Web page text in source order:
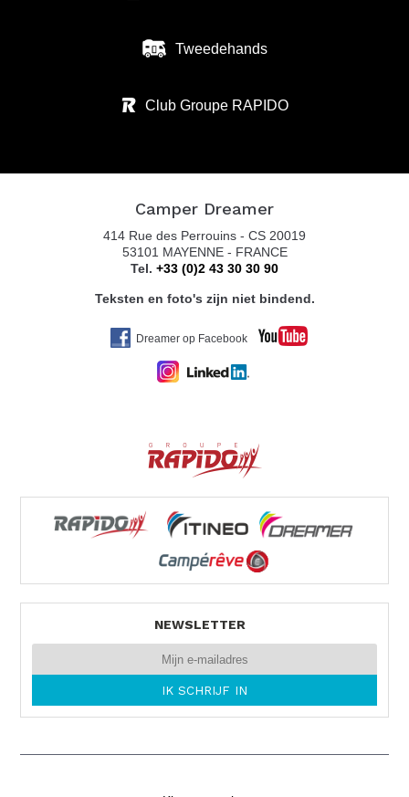
Tweedehands
Club Groupe RAPIDO
Camper Dreamer
414 Rue des Perrouins - CS 20019
53101 MAYENNE - FRANCE
Tel. +33 (0)2 43 30 30 90
Teksten en foto's zijn niet bindend.
Dreamer op Facebook
NEWSLETTER